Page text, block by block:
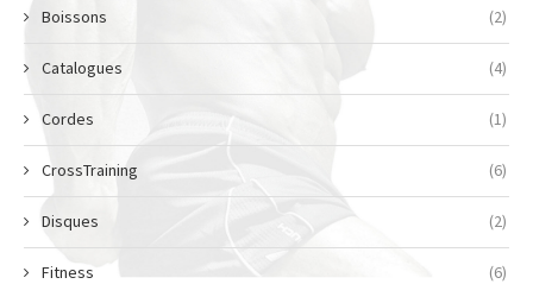
Boissons (2)
Catalogues (4)
Cordes (1)
CrossTraining (6)
Disques (2)
Fitness (6)